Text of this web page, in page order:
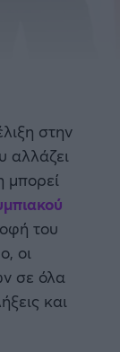
στην
αλλάζει
μπορεί
του
οι
σε όλα
και